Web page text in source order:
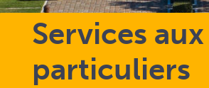
Services aux
particuliers